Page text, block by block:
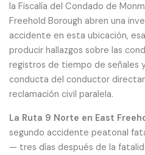
la Fiscalía del Condado de
Freehold Borough abren una
accidente en esta ubicación,
producir hallazgos sobre las
registros de tiempo de señales
conducta del conductor
reclamación civil paralela.
La Ruta 9 Norte en East
segundo accidente peatonal
— tres días después de la